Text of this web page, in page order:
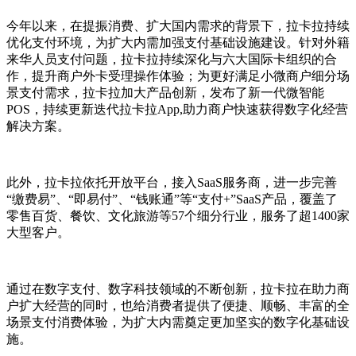
今年以来，在提振消费、扩大国内需求的背景下，拉卡拉持续
优化支付环境，为扩大内需加强支付基础设施建设。针对外籍
来华人员支付问题，拉卡拉持续深化与六大国际卡组织的合
作，提升商户外卡受理操作体验；为更好满足小微商户细分场
景支付需求，拉卡拉加大产品创新，发布了新一代微智能
POS，持续更新迭代拉卡拉App,助力商户快速获得数字化经营
解决方案。
此外，拉卡拉依托开放平台，接入SaaS服务商，进一步完善
“缴费易”、“即易付”、“钱账通”等“支付+”SaaS产品，覆盖了
零售百货、餐饮、文化旅游等57个细分行业，服务了超1400家
大型客户。
通过在数字支付、数字科技领域的不断创新，拉卡拉在助力商
户扩大经营的同时，也给消费者提供了便捷、顺畅、丰富的全
场景支付消费体验，为扩大内需奠定更加坚实的数字化基础设
施。